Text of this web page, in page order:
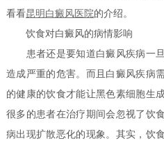
看看昆明白癜风医院的介绍。
饮食对白癜风的病情影响
患者还是要知道白癜风疾病一旦
造成严重的危害。而且白癜风疾病
的健康的饮食才能让黑色素细胞生
很多的患者在治疗期间会忽视了饮
病出现扩散恶化的现象。其实，饮